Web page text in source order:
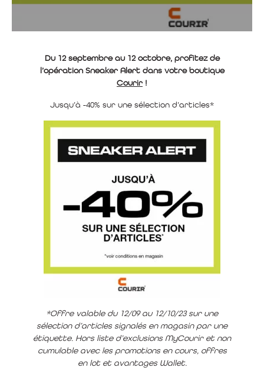
Du 12 septembre au 12 octobre, profitez de
l’opération Sneaker Alert dans votre boutique
Courir !
Jusqu’à -40% sur une sélection d’articles*
*Offre valable du 12/09 au 12/10/23 sur une
sélection d’articles signalés en magasin par une
étiquette. Hors liste d’exclusions MyCourir et non
cumulable avec les promotions en cours, offres
en lot et avantages Wallet.